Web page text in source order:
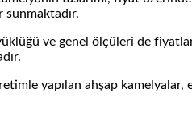
sunmaktadır.
ve genel ölçüleri de
yapılan ahşap kamelyalar,